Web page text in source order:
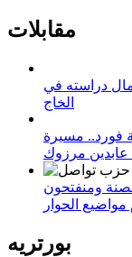
مقابلات
دراسته في
الخاج
فورد.. مسيرة
عابدين مرزوك
ومنفتحون
الحوار
بورتريه